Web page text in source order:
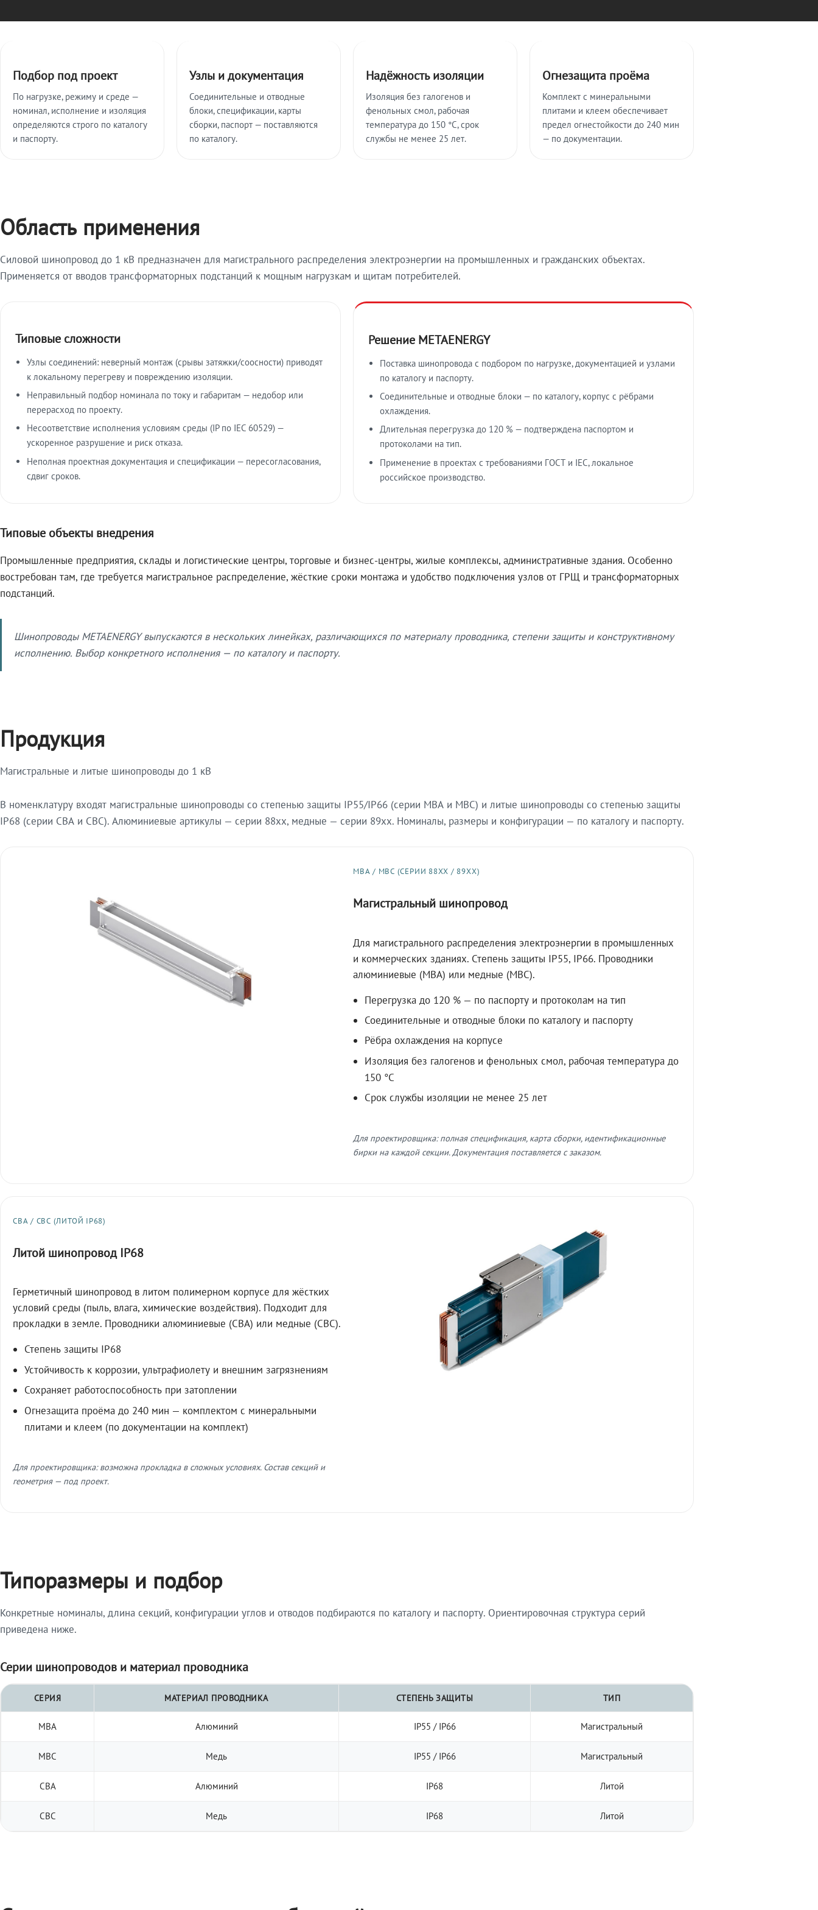
Подбор под проект
По нагрузке, режиму и среде —
номинал, исполнение и изоляция
определяются строго по каталогу
и паспорту.
Узлы и документация
Соединительные и отводные
блоки, спецификации, карты
сборки, паспорт — поставляются
по каталогу.
Надёжность изоляции
Изоляция без галогенов и
фенольных смол, рабочая
температура до 150 °C, срок
службы не менее 25 лет.
Огнезащита проёма
Комплект с минеральными
плитами и клеем обеспечивает
предел огнестойкости до 240 мин
— по документации.
Область применения
Силовой шинопровод до 1 кВ предназначен для магистрального распределения электроэнергии на промышленных и гражданских объектах.
Применяется от вводов трансформаторных подстанций к мощным нагрузкам и щитам потребителей.
Типовые сложности
Узлы соединений: неверный монтаж (срывы затяжки/соосности) приводят
к локальному перегреву и повреждению изоляции.
Неправильный подбор номинала по току и габаритам — недобор или
перерасход по проекту.
Несоответствие исполнения условиям среды (IP по IEC 60529) —
ускоренное разрушение и риск отказа.
Неполная проектная документация и спецификации — пересогласования,
сдвиг сроков.
Решение METAENERGY
Поставка шинопровода с подбором по нагрузке, документацией и узлами
по каталогу и паспорту.
Соединительные и отводные блоки — по каталогу, корпус с рёбрами
охлаждения.
Длительная перегрузка до 120 % — подтверждена паспортом и
протоколами на тип.
Применение в проектах с требованиями ГОСТ и IEC, локальное
российское производство.
Типовые объекты внедрения
Промышленные предприятия, склады и логистические центры, торговые и бизнес-центры, жилые комплексы, административные здания. Особенно
востребован там, где требуется магистральное распределение, жёсткие сроки монтажа и удобство подключения узлов от ГРЩ и трансформаторных
подстанций.
Шинопроводы METAENERGY выпускаются в нескольких линейках, различающихся по материалу проводника, степени защиты и конструктивному
исполнению. Выбор конкретного исполнения — по каталогу и паспорту.
Продукция
Магистральные и литые шинопроводы до 1 кВ
В номенклатуру входят магистральные шинопроводы со степенью защиты IP55/IP66 (серии МВА и МВС) и литые шинопроводы со степенью защиты
IP68 (серии СВА и СВС). Алюминиевые артикулы — серии 88xx, медные — серии 89xx. Номиналы, размеры и конфигурации — по каталогу и паспорту.
МВА / МВС (СЕРИИ 88XX / 89XX)
Магистральный шинопровод
Для магистрального распределения электроэнергии в промышленных
и коммерческих зданиях. Степень защиты IP55, IP66. Проводники
алюминиевые (МВА) или медные (МВС).
Перегрузка до 120 % — по паспорту и протоколам на тип
Соединительные и отводные блоки по каталогу и паспорту
Рёбра охлаждения на корпусе
Изоляция без галогенов и фенольных смол, рабочая температура до
150 °C
Срок службы изоляции не менее 25 лет
Для проектировщика: полная спецификация, карта сборки, идентификационные
бирки на каждой секции. Документация поставляется с заказом.
СВА / СВС (ЛИТОЙ IP68)
Литой шинопровод IP68
Герметичный шинопровод в литом полимерном корпусе для жёстких
условий среды (пыль, влага, химические воздействия). Подходит для
прокладки в земле. Проводники алюминиевые (СВА) или медные (СВС).
Степень защиты IP68
Устойчивость к коррозии, ультрафиолету и внешним загрязнениям
Сохраняет работоспособность при затоплении
Огнезащита проёма до 240 мин — комплектом с минеральными
плитами и клеем (по документации на комплект)
Для проектировщика: возможна прокладка в сложных условиях. Состав секций и
геометрия — под проект.
Типоразмеры и подбор
Конкретные номиналы, длина секций, конфигурации углов и отводов подбираются по каталогу и паспорту. Ориентировочная структура серий
приведена ниже.
Серии шинопроводов и материал проводника
СЕРИЯ МАТЕРИАЛ ПРОВОДНИКА СТЕПЕНЬ ЗАЩИТЫ ТИП
МВА Алюминий IP55 / IP66 Магистральный
МВС Медь IP55 / IP66 Магистральный
СВА Алюминий IP68 Литой
СВС Медь IP68 Литой